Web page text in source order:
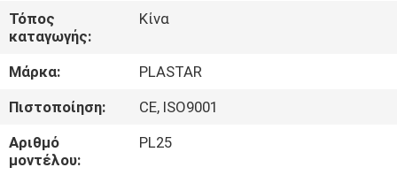
ΠΕΡΊΠΟΥ
ΕΜΕΊΣ
ΓΎΡΟΣ
ΕΡΓΟΣΤΑΣΊΩΝ
Τόπος
καταγωγής:
Κίνα
Μάρκα:
PLASTAR
Πιστοποίηση:
CE, ISO9001
Αριθμό
μοντέλου:
PL25